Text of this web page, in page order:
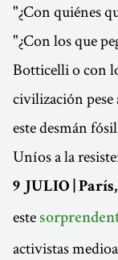
"¿Con quiénes
"¿Con los que
Botticelli o con
civilización pese
este desmán
Uníos a la
9 JULIO |
este
activistas